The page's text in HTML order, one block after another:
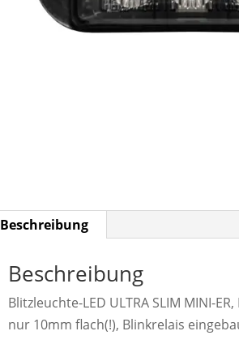
Beschreibung
Beschreibung
Blitzleuchte-LED ULTRA SLIM MINI-
nur 10mm flach(!), Blinkrelais